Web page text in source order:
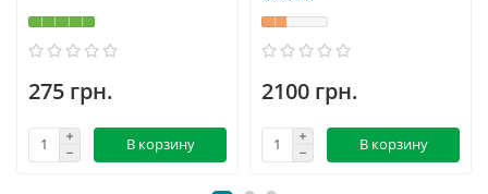
275 грн.
В корзину
2100 грн.
В корзину